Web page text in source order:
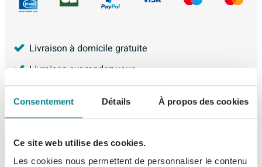
Consentement Détails À propos des cookies
Ce site web utilise des cookies.
Les cookies nous permettent de personnaliser le contenu
Livraison à domicile gratuite
Livraison sur rendez-vous
Achat 100% Sécurisé